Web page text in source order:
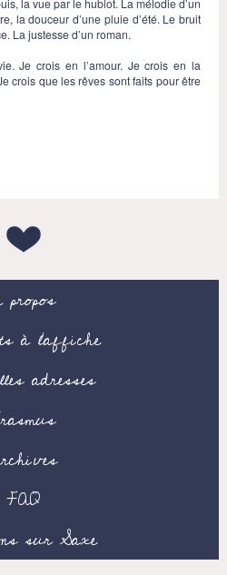
la douceur d’une pluie d’été. Le bruit
La justesse d’un roman.
Je crois en l’amour. Je crois en la
crois que les rêves sont faits pour être
propos
à l’affiche
adresses
FAQ
sur Saxe